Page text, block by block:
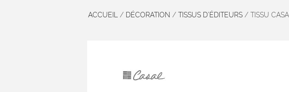
ACCUEIL / DÉCORATION / TISSUS D’ÉDITEURS / TISSU CASAL